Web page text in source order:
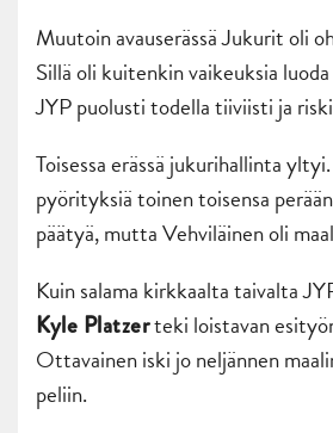
Muutoin avauserässä Jukurit oli
Sillä oli kuitenkin vaikeuksia
JYP puolusti todella tiiviisti ja
Toisessa erässä jukurihallinta
pyörityksiä toinen toisensa
päätyä, mutta Vehviläinen oli
Kuin salama kirkkaalta taivalta
Kyle Platzerteki loistavan
Ottavainen iski jo neljännen
peliin.